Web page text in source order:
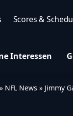
Scores &
Interessen
» NFL News » Jimmy